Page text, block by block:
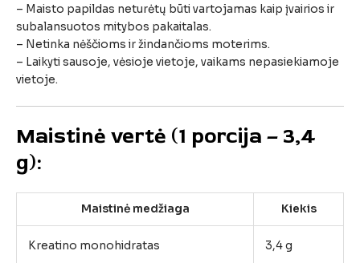
– Maisto papildas neturėtų būtivartojamas kaip įvairios ir
subalansuotos mitybos pakaitalas.
– Netinka nėščioms iržindančioms moterims.
– Laikytisausoje, vėsioje vietoje, vaikams nepasiekiamoje
vietoje.
Maistinė vertė (1 porcija – 3,4
g):
Maistinė medžiaga Kiekis
Kreatino monohidratas 3,4g